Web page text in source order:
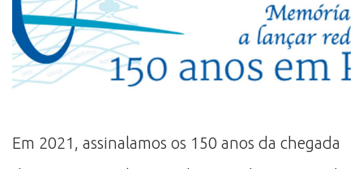
Em 2021, assinalamos os 150 anos da chegada